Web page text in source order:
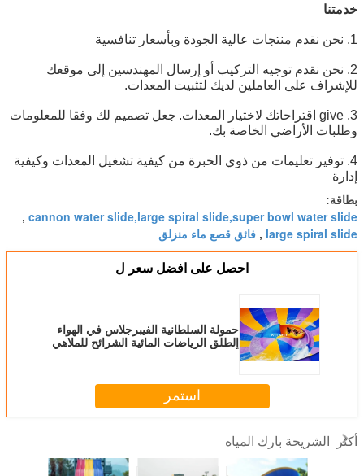
خدمتنا
1. نحن نقدم منتجات عالية الجودة وبأسعار تنافسية
2. نحن نقدم توجيه التركيب أو إرسال المهندسين إلى موقعك
للإشراف على العاملين لديك لتثبيت المعدات.
3. give اقتراحاتك لاختيار المعدات.
جعل تصميم لك وفقا للمعلومات
وطلبات الأراضي الخاصة بك.
4. توفير تعليمات من ذوي الخبرة من كيفية تشغيل المعدات وكيفية
إدارة
بطاقة:
cannon water slide,large spiral slide,super bowl water slide
,
large spiral slide
, فائق قصع ماء منزلق
احصل على افضل سعر ل
حمولة السلطانية الفيبرجلاس في الهواء
الطلق الرياضات المائية الشرائح للملاهي
استمر
أكثر الشريحة بارك المياه